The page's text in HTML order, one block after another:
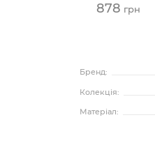
878 грн
Бренд:
Колекція:
Матеріал: